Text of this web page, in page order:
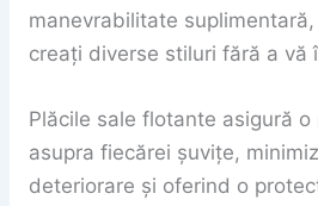
manevrabilitate
creați diverse stiluri fără a vă
Plăcile sale flotante asigură
asupra fiecărei șuvițe,
deteriorare și oferind o